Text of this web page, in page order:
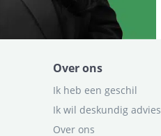
Over ons
Ik heb een geschil
Ik wil deskundig advies
Over ons